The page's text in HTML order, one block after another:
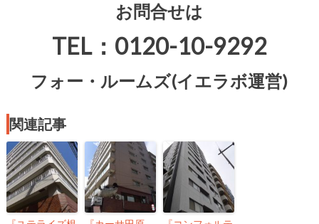
お問合せは
TEL：0120-10-9292
フォー・ルームズ(イエラボ運営)
関連記事